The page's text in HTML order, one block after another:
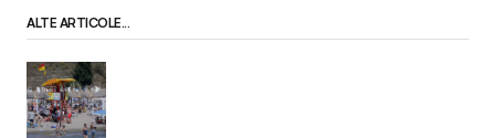
ALTE ARTICOLE...